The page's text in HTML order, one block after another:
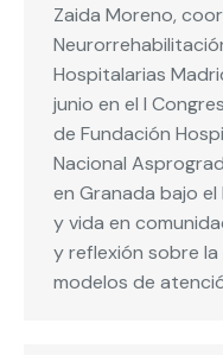
Zaida Moreno,
Hospitalarias
junio en el I
de Fundación
Nacional
en Granada bajo
y vida en
y reflexión sobre
modelos de